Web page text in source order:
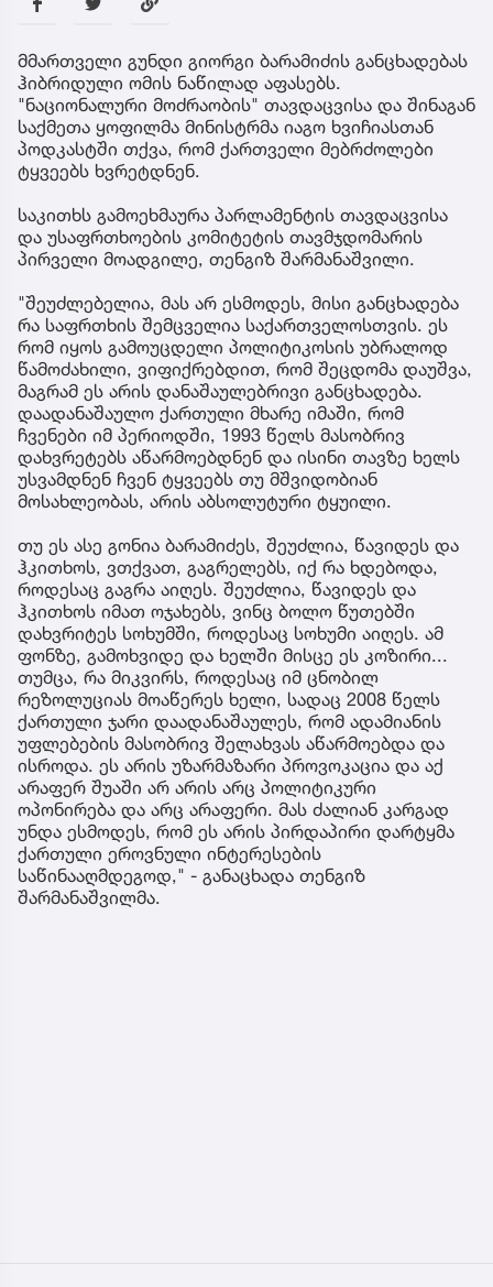
მმართველი გუნდი გიორგი ბარამიძის განცხადებას
ჰიბრიდული ომის ნაწილად აფასებს.
"ნაციონალური მოძრაობის" თავდაცვისა და შინაგან
საქმეთა ყოფილმა მინისტრმა იაგო ხვიჩიასთან
პოდკასტში თქვა, რომ ქართველი მებრძოლები
ტყვეებს ხვრეტდნენ.
საკითხს გამოეხმაურა პარლამენტის თავდაცვისა
და უსაფრთხოების კომიტეტის თავმჯდომარის
პირველი მოადგილე, თენგიზ შარმანაშვილი.
"შეუძლებელია, მას არ ესმოდეს, მისი განცხადება
რა საფრთხის შემცველია საქართველოსთვის. ეს
რომ იყოს გამოუცდელი პოლიტიკოსის უბრალოდ
წამოძახილი, ვიფიქრებდით, რომ შეცდომა დაუშვა,
მაგრამ ეს არის დანაშაულებრივი განცხადება.
დაადანაშაულო ქართული მხარე იმაში, რომ
ჩვენები იმ პერიოდში, 1993 წელს მასობრივ
დახვრეტებს აწარმოებდნენ და ისინი თავზე ხელს
უსვამდნენ ჩვენ ტყვეებს თუ მშვიდობიან
მოსახლეობას, არის აბსოლუტური ტყუილი.
თუ ეს ასე გონია ბარამიძეს, შეუძლია, წავიდეს და
ჰკითხოს, ვთქვათ, გაგრელებს, იქ რა ხდებოდა,
როდესაც გაგრა აიღეს. შეუძლია, წავიდეს და
ჰკითხოს იმათ ოჯახებს, ვინც ბოლო წუთებში
დახვრიტეს სოხუმში, როდესაც სოხუმი აიღეს. ამ
ფონზე, გამოხვიდე და ხელში მისცე ეს კოზირი...
თუმცა, რა მიკვირს, როდესაც იმ ცნობილ
რეზოლუციას მოაწერეს ხელი, სადაც 2008 წელს
ქართული ჯარი დაადანაშაულეს, რომ ადამიანის
უფლებების მასობრივ შელახვას აწარმოებდა და
ისროდა. ეს არის უზარმაზარი პროვოკაცია და აქ
არაფერ შუაში არ არის არც პოლიტიკური
ოპონირება და არც არაფერი. მას ძალიან კარგად
უნდა ესმოდეს, რომ ეს არის პირდაპირი დარტყმა
ქართული ეროვნული ინტერესების
საწინააღმდეგოდ," - განაცხადა თენგიზ
შარმანაშვილმა.